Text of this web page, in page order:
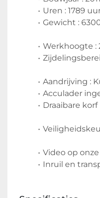
Uren : 1789
Gewicht :
Werkhoogte :
Aandrijving :
Acculader
Draaibare korf
Video op
Inruil en